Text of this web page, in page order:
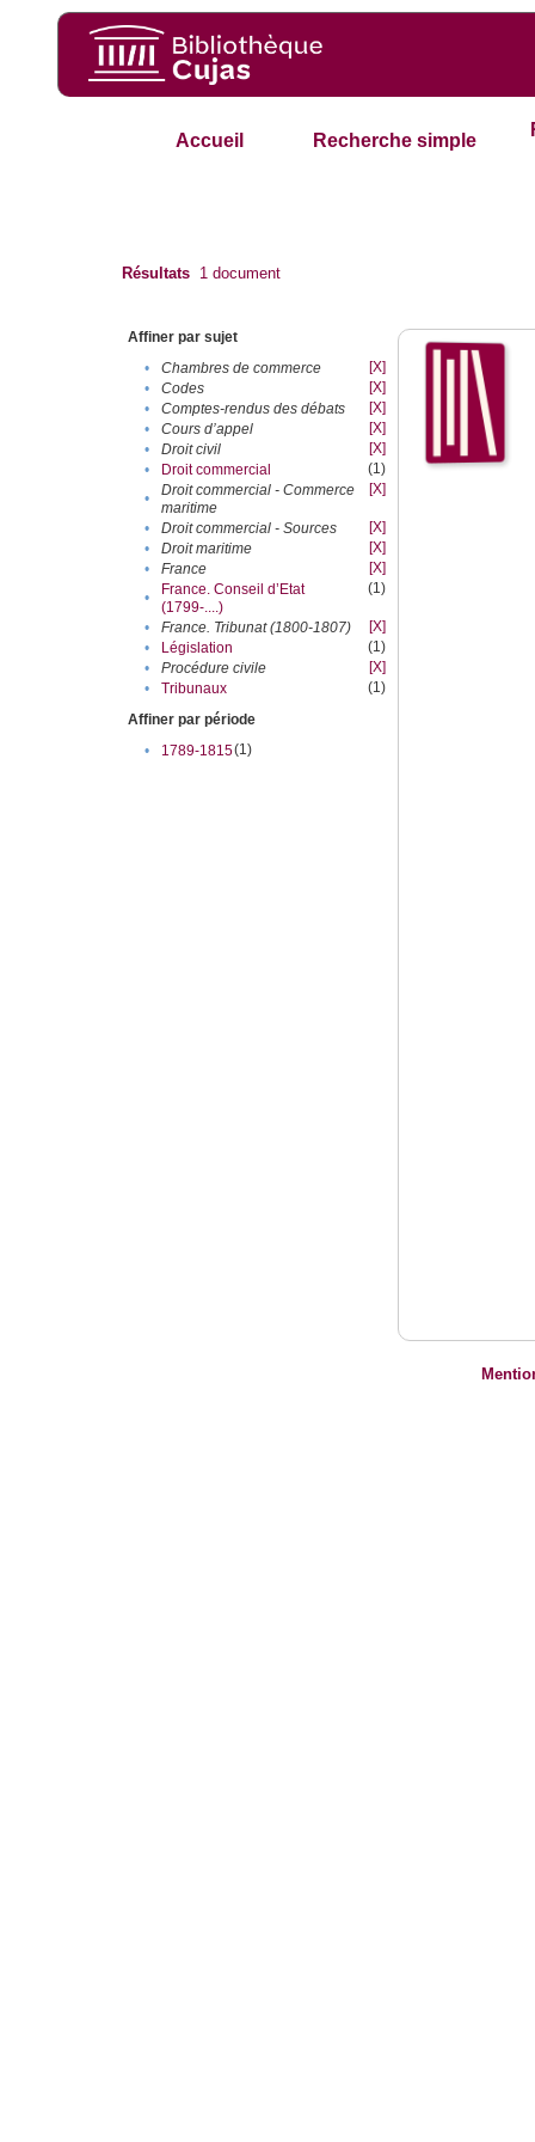
Accueil Recherche simple
Résultats 1 document
Affiner par sujet
•
Chambres de commerce
[X]
•
Codes
[X]
•
Comptes-rendus des débats
[X]
•
Cours d’appel
[X]
•
Droit civil
[X]
•
Droit commercial
(1)
•
Droit commercial - Commerce
maritime
[X]
• Droit commercial - Sources
[X]
•
Droit maritime
[X]
•
France
[X]
•
France. Conseil d’Etat
(1799-....)
(1)
• France. Tribunat (1800-1807)
[X]
•
Législation
(1)
•
Procédure civile
[X]
•
Tribunaux
(1)
Affiner par période
•
1789-1815(1)